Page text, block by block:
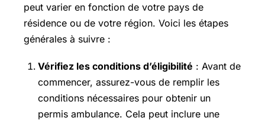
peut varier en fonction de votre pays de
résidence ou de votre région. Voici les étapes
générales à suivre :
Vérifiez les conditions d’éligibilité : Avant de
commencer, assurez-vous de remplir les
conditions nécessaires pour obtenir un
permis ambulance. Cela peut inclure une